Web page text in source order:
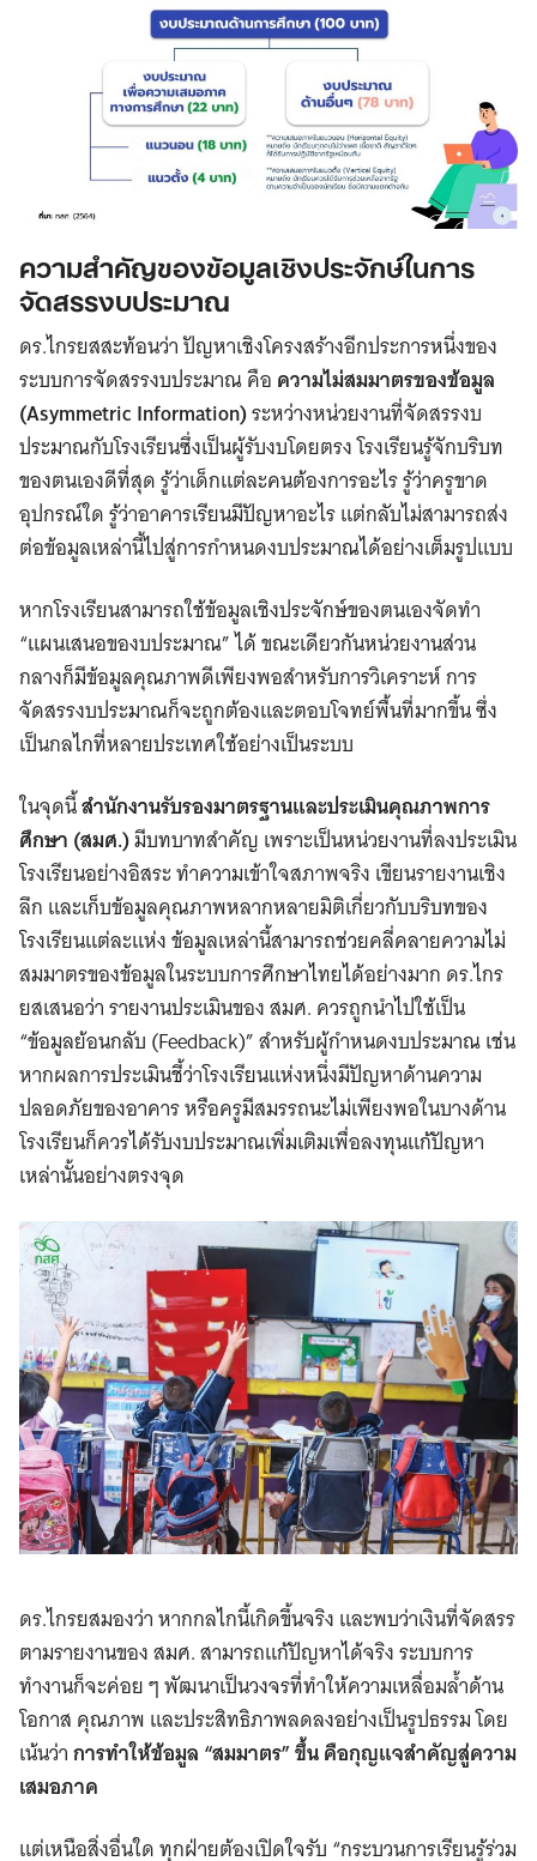
ความสำคัญของข้อมูลเชิงประจักษ์ในการ
จัดสรรงบประมาณ
ดร.ไกรยสสะท้อนว่า ปัญหาเชิงโครงสร้างอีกประการหนึ่งของ
ระบบการจัดสรรงบประมาณ คือ ความไม่สมมาตรของข้อมูล
(Asymmetric Information)ระหว่างหน่วยงานที่จัดสรรงบ
ประมาณกับโรงเรียนซึ่งเป็นผู้รับงบโดยตรง โรงเรียนรู้จักบริบท
ของตนเองดีที่สุด รู้ว่าเด็กแต่ละคนต้องการอะไร รู้ว่าครูขาด
อุปกรณ์ใด รู้ว่าอาคารเรียนมีปัญหาอะไร แต่กลับไม่สามารถส่ง
ต่อข้อมูลเหล่านี้ไปสู่การกำหนดงบประมาณได้อย่างเต็มรูปแบบ
หากโรงเรียนสามารถใช้ข้อมูลเชิงประจักษ์ของตนเองจัดทำ
“แผนเสนอของบประมาณ” ได้ ขณะเดียวกันหน่วยงานส่วน
กลางก็มีข้อมูลคุณภาพดีเพียงพอสำหรับการวิเคราะห์ การ
จัดสรรงบประมาณก็จะถูกต้องและตอบโจทย์พื้นที่มากขึ้น ซึ่ง
เป็นกลไกที่หลายประเทศใช้อย่างเป็นระบบ
ในจุดนี้สำนักงานรับรองมาตรฐานและประเมินคุณภาพการ
ศึกษา (สมศ.)มีบทบาทสำคัญ เพราะเป็นหน่วยงานที่ลงประเมิน
โรงเรียนอย่างอิสระ ทำความเข้าใจสภาพจริง เขียนรายงานเชิง
ลึก และเก็บข้อมูลคุณภาพหลากหลายมิติเกี่ยวกับบริบทของ
โรงเรียนแต่ละแห่ง ข้อมูลเหล่านี้สามารถช่วยคลี่คลายความไม่
สมมาตรของข้อมูลในระบบการศึกษาไทยได้อย่างมาก ดร.ไกร
ยสเสนอว่า รายงานประเมินของ สมศ. ควรถูกนำไปใช้เป็น
“ข้อมูลย้อนกลับ (Feedback)” สำหรับผู้กำหนดงบประมาณ เช่น
หากผลการประเมินชี้ว่าโรงเรียนแห่งหนึ่งมีปัญหาด้านความ
ปลอดภัยของอาคาร หรือครูมีสมรรถนะไม่เพียงพอในบางด้าน
โรงเรียนก็ควรได้รับงบประมาณเพิ่มเติมเพื่อลงทุนแก้ปัญหา
เหล่านั้นอย่างตรงจุด
ดร.ไกรยสมองว่า หากกลไกนี้เกิดขึ้นจริง และพบว่าเงินที่จัดสรร
ตามรายงานของ สมศ. สามารถแก้ปัญหาได้จริง ระบบการ
ทำงานก็จะค่อย ๆ พัฒนาเป็นวงจรที่ทำให้ความเหลื่อมล้ำด้าน
โอกาส คุณภาพ และประสิทธิภาพลดลงอย่างเป็นรูปธรรม โดย
เน้นว่าการทำให้ข้อมูล “สมมาตร” ขึ้น คือกุญแจสำคัญสู่ความ
เสมอภาค
แต่เหนือสิ่งอื่นใด ทุกฝ่ายต้องเปิดใจรับ “กระบวนการเรียนรู้ร่วม